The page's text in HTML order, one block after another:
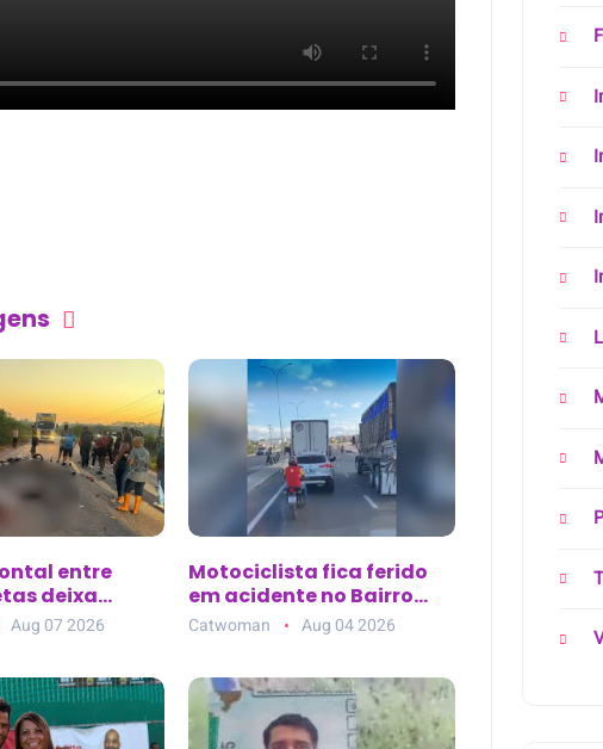
entre
deixa
na PA-151,
policiais
Aug 07 2026
Motociclista fica ferido
em acidente no Bairro
Cacheado, em Petrolina
Catwoman Aug 04 2026